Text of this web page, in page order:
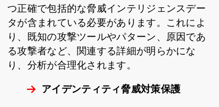
つ正確で包括的な脅威インテリジェンスデー
タが含まれている必要があります。これによ
り、既知の攻撃ツールやパターン、原因であ
る攻撃者など、関連する詳細が明らかにな
り、分析が合理化されます。
アイデンティティ脅威対策保護